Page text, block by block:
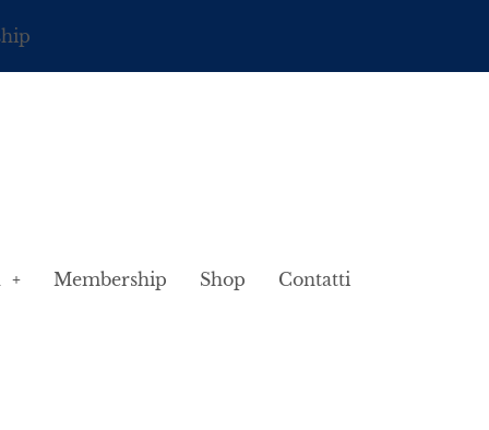
Membership Shop Contatti